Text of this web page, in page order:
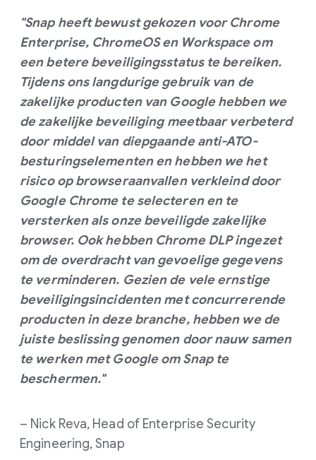
"Snap heeft bewust gekozen voor Chrome
Enterprise, ChromeOS en Workspace om
een betere beveiligingsstatus te bereiken.
Tijdens ons langdurige gebruik van de
zakelijke producten van Google hebben we
de zakelijke beveiliging meetbaar verbeterd
door middel van diepgaande anti-ATO-
besturingselementen en hebben we het
risico op browseraanvallen verkleind door
Google Chrome te selecteren en te
versterken als onze beveiligde zakelijke
browser. Ook hebben Chrome DLP ingezet
om de overdracht van gevoelige gegevens
te verminderen. Gezien de vele ernstige
beveiligingsincidenten met concurrerende
producten in deze branche, hebben we de
juiste beslissing genomen door nauw samen
te werken met Google om Snap te
beschermen."
– Nick Reva, Head of Enterprise Security
Engineering, Snap